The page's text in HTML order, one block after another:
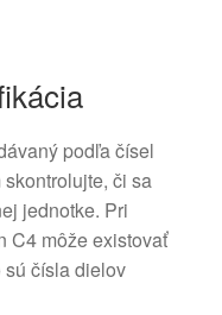
podľa čísel
či sa
jednotke. Pri
C4 môže existovať
sú čísla dielov